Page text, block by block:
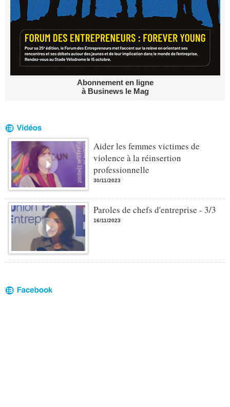
Abonnement en ligne
à Businews le Mag
Aider les femmes victimes de
violence à la réinsertion
professionnelle
30/11/2023
Paroles de chefs d'entreprise - 3/3
16/11/2023